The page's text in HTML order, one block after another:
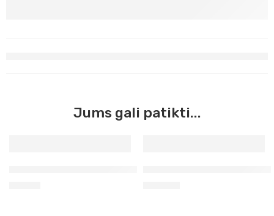
Jums gali patikti...